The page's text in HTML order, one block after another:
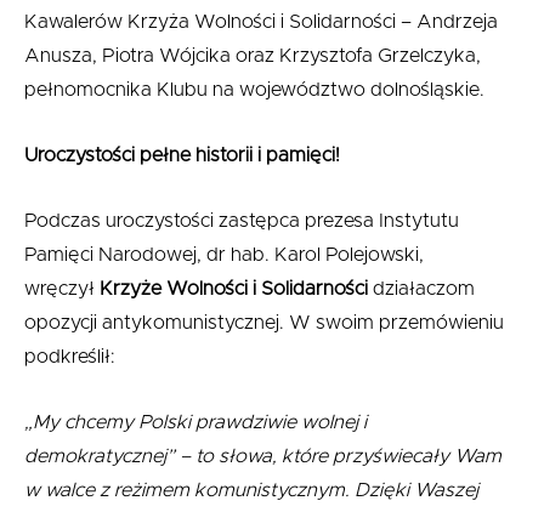
Kawalerów Krzyża Wolności i Solidarności – Andrzeja
Anusza, Piotra Wójcika oraz Krzysztofa Grzelczyka,
pełnomocnika Klubu na województwo dolnośląskie.
Uroczystości pełne historii i pamięci!
Podczas uroczystości zastępca prezesa Instytutu
Pamięci Narodowej, dr hab. Karol Polejowski,
wręczył Krzyże Wolności i Solidarności działaczom
opozycji antykomunistycznej. W swoim przemówieniu
podkreślił:
„My chcemy Polski prawdziwie wolnej i
demokratycznej” – to słowa, które przyświecały Wam
w walce z reżimem komunistycznym. Dzięki Waszej